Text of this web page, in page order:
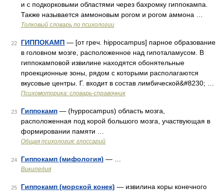
и с подкорковыми областями через бахромку гиппокампа.
Также называется аммоновым рогом и рогом аммона …
Толковый словарь по психологии
22 ГИППОКАМП — [от греч. hippocampus] парное образование
в головном мозге, расположенное над гипоталамусом. В
гиппокамповой извилине находятся обонятельные
проекционные зоны, рядом с которыми располагаются
вкусовые центры. Г. входит в состав лимбической&#8230; …
Психомоторика: cловарь-справочник
23 Гиппокамп — (hyppocampus) область мозга,
расположенная под корой большого мозга, участвующая в
формировании памяти …
Общая психология: глоссарий
24 Гиппокамп (мифология) — …
Википедия
25 Гиппокамп (морской конек) — извилина коры конечного